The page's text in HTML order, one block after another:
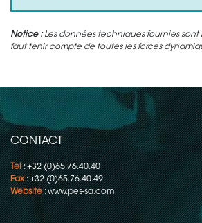
Notice :Les données techniques fournies
faut tenir compte de toutes les forces
CONTACT
Tel: +32 (0)65.76.40.40
Fax: +32 (0)65.76.40.49
Website:www.pes-sa.com